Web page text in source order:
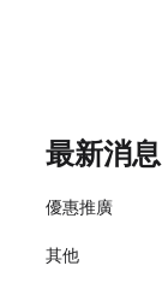
最新消息
優惠推廣
其他